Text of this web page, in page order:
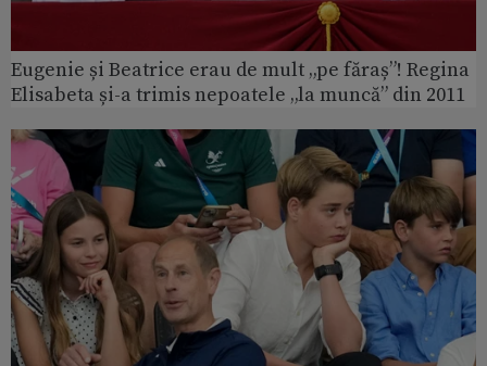
Eugenie și Beatrice erau de mult „pe făraș”! Regina
Elisabeta și-a trimis nepoatele „la muncă” din 2011